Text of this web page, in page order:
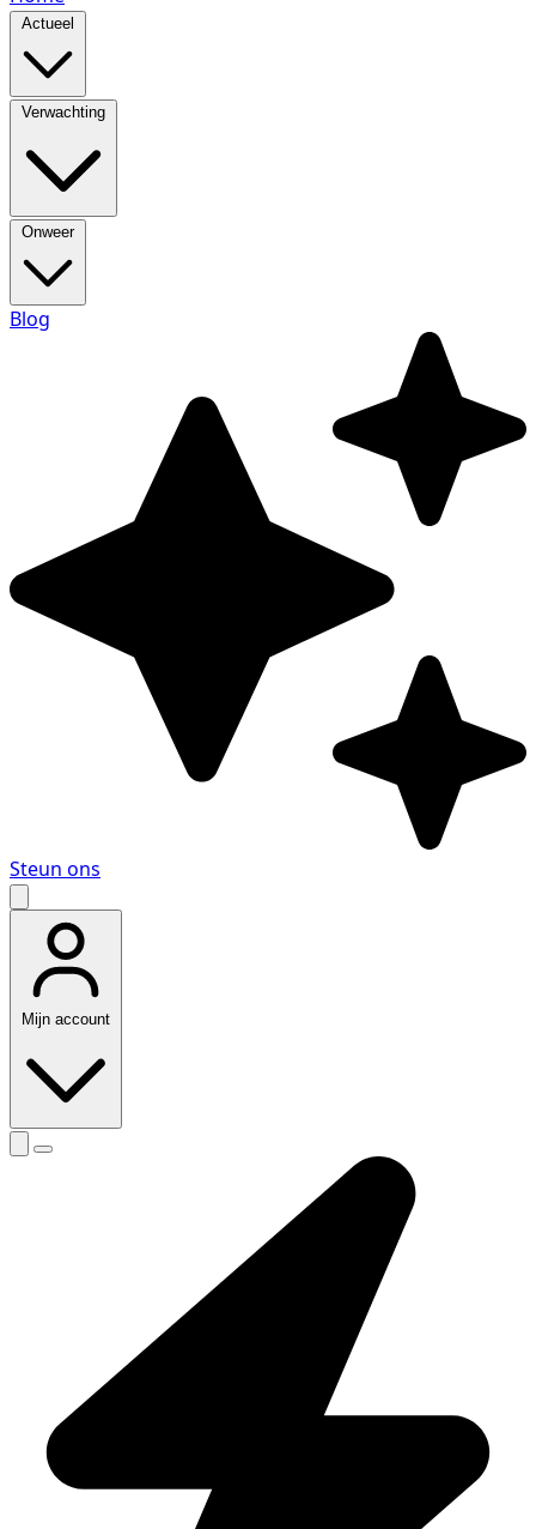
Actueel
Verwachting
Onweer
Blog
Steun ons
Mijn account